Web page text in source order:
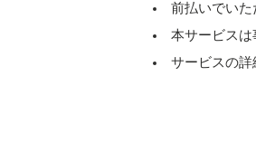
前払いでいた
本サービスは
サービスの詳